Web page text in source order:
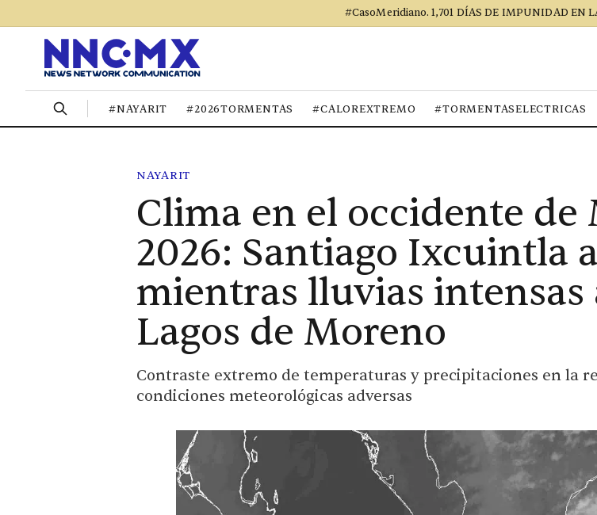
#CasoMeridiano. 1,701 DÍAS DE IMPUNIDAD EN
#NAYARIT #2026TORMENTAS #CALOREXTREMO #TORMENTASELECTRICAS
NAYARIT
Clima en el occidente
2026: Santiago Ixcuintla
mientras lluvias
Lagos de Moreno
Contraste extremo de temperaturas y precipitaciones en la
condiciones meteorológicas adversas